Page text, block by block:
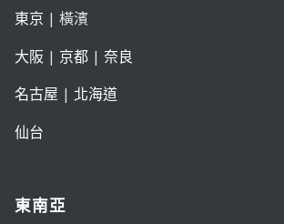
東京 | 橫濱
大阪 | 京都| 奈良
名古屋 | 北海道
仙台
東南亞